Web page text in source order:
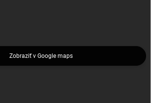
Zobraziť v Google maps